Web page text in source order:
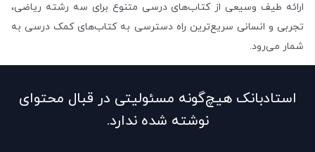
ارائه طیف وسیعی از کتاب‌های درسی متنوع برای سه رشته ریاضی،
تجربی و انسانی سریع‌ترین راه دسترسی به کتاب‌های کمک درسی به
شمار می‌رود.
استادبانک هیچ‌گونه مسئولیتی در قبال محتوای
نوشته شده ندارد.